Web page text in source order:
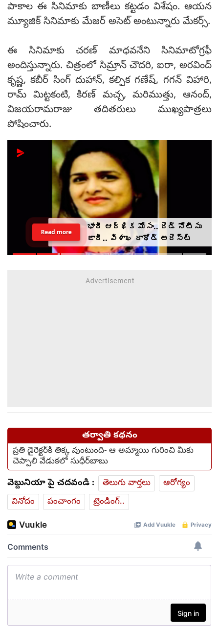
పాకాల ఈ సినిమాకు బాణీలు కట్టడం విశేషం. ఆయన
మ్యూజిక్ సినిమాకు మేజర్ అసెట్ అంటున్నారు మేకర్స్.
ఈ సినిమాకు చరణ్ మాధవనేని సినిమాటోగ్రఫీ
అందిస్తున్నారు. చిత్రంలో సిమ్రాన్ చౌదరి, ఐరా, అరవింద్
కృష్ణ, కబీర్ సింగ్ దుహాన్, కల్పిక గణేష్, గగన్ విహారి,
రామ్ మిట్టకంటి, కిరణ్ మచ్చ, మరిముత్తు, ఆనంద్,
విజయరామరాజు తదితరులు ముఖ్యపాత్రలు
పోషించారు.
తండ్రి అంత్యక్రియలకు రాని
కుమార్తెలు.. వీడియో కాల్ ద్వారా
అంతా ముగించేశారు.. (video)
Read more
తర్వాతి కథనం
ప్రతి డైరెక్టర్‌కీ తిక్క వుంటుంది- ఆ అమ్మాయి గురించి మీకు
చెప్పాలి వేడుక‌లో సుధీర్‌బాబు
వెబ్దునియా పై చదవండి : తెలుగు వార్తలు
ఆరోగ్యం
వినోదం
పంచాంగం ట్రెండింగ్..